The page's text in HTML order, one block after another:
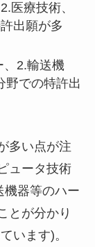
医療技術、
出願が多
、2.輸送機
野での特許出
多い点が注
ュータ技術
機器等のハー
とが分かり
います)。